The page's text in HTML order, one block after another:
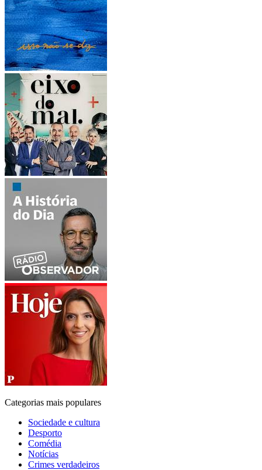
Categorias mais populares
Sociedade e cultura
Desporto
Comédia
Notícias
Crimes verdadeiros